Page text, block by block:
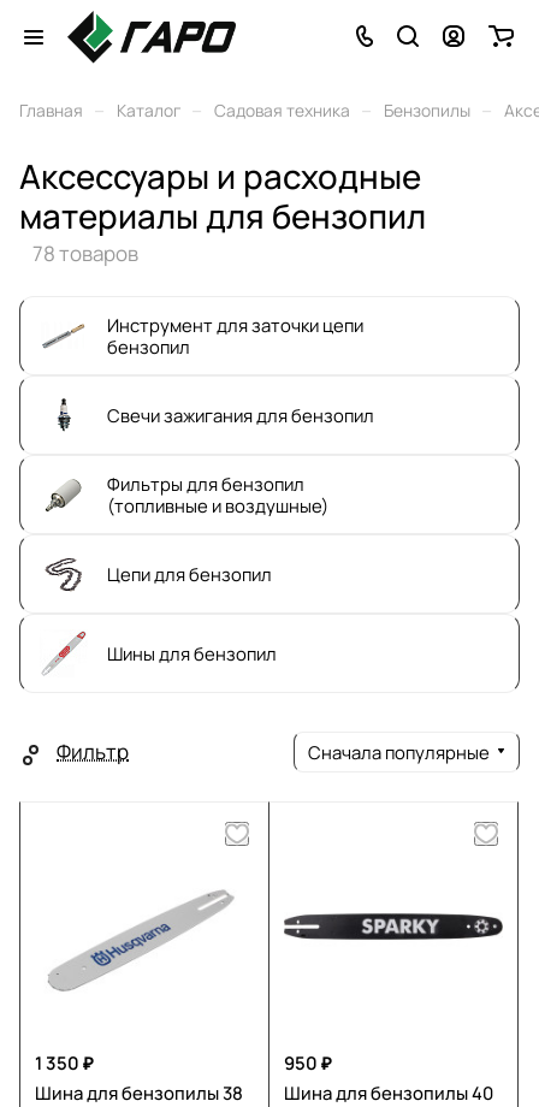
Главная – Каталог – Садовая техника – Бензопилы –
Аксессуары и расходные
материалы для бензопил
78 товаров
Инструмент для заточки цепи
бензопил
Свечи зажигания для бензопил
Фильтры для бензопил
(топливные и воздушные)
Цепи для бензопил
Шины для бензопил
Фильтр Сначала популярные
1 350 ₽
Шина для бензопилы 38
950 ₽
Шина для бензопилы 40